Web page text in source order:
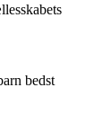
bedst